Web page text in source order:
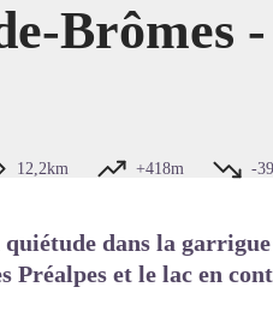
Brômes
12,2km +418m -
quiétude dans la
Préalpes et le lac en